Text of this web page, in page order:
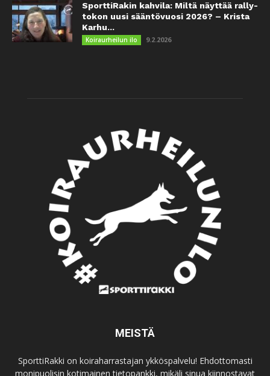
SporttiRakin kahvila: Miltä näyttää rally-
tokon uusi sääntövuosi 2026? – Krista
Karhu...
Koiraurheilun ilo 9.2.2026
MEISTÄ
SporttiRakki on koiraharrastajan ykköspalvelu! Ehdottomasti
monipuolisin kotimainen tietopankki, mikäli sinua kiinnostavat